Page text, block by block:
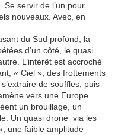
Se servir de l’un pour
nouveaux. Avec, en
du Sud profond, la
d’un côté, le quasi
L’intérêt est accroché
« Ciel », des frottements
de souffles, puis
vers une Europe
un brouillage, un
Un quasi drone via les
une faible amplitude